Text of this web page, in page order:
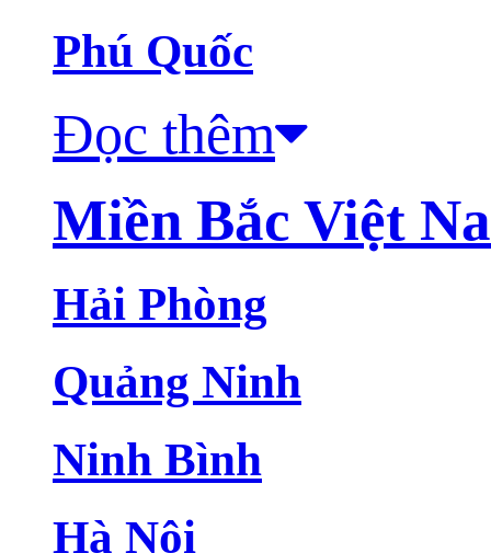
Phú Quốc
Đọc thêm
Miền Bắc Việt
Hải Phòng
Quảng Ninh
Ninh Bình
Hà Nội